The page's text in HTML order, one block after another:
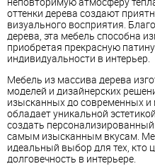
оттенки дерева создают
визуального восприятия.
дерева, эта мебель способна
приобретая прекрасную
индивидуальности в интерьер.
Мебель из массива дерева
моделей и дизайнерских
изысканных до современных и
обладает уникальной
создать
самым изысканным вкусам.
идеальный выбор для тех, кто
долговечность в интерьере.